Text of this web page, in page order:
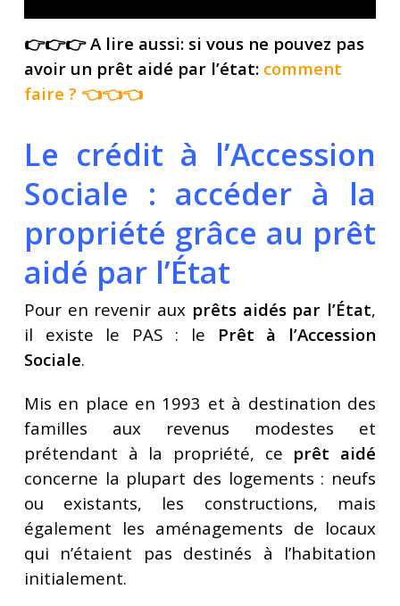
👉👉👉 A lire aussi: si vous ne pouvez pas
avoir un prêt aidé par l’état: comment
faire ? 👈👈👈
Le crédit à l’Accession
Sociale : accéder à la
propriété grâce au prêt
aidé par l’État
Pour en revenir aux prêts aidés par l’État,
il existe le PAS : le Prêt à l’Accession
Sociale.
Mis en place en 1993 et à destination des
familles aux revenus modestes et
prétendant à la propriété, ce prêt aidé
concerne la plupart des logements : neufs
ou existants, les constructions, mais
également les aménagements de locaux
qui n’étaient pas destinés à l’habitation
initialement.